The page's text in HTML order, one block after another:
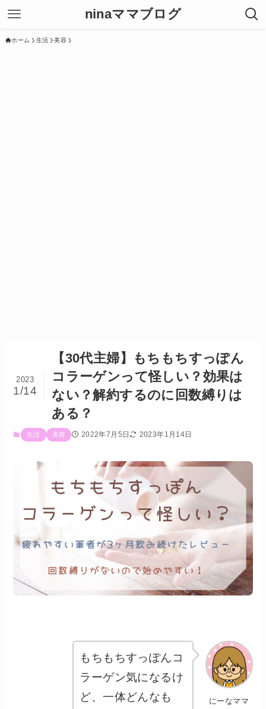
ninaママブログ
ホーム 生活 美容
【30代主婦】もちもちすっぽん
コラーゲンって怪しい？効果は
ない？解約するのに回数縛りは
ある？
2023
1/14
生活 美容 2022年7月5日 2023年1月14日
にーなママ
もちもちすっぽんコ
ラーゲン気になるけ
ど、一体どんなも